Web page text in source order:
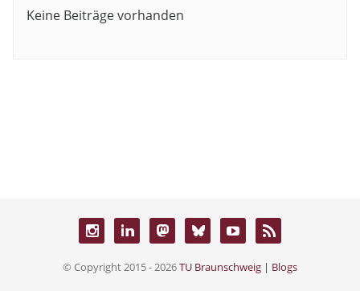
Keine Beiträge vorhanden
© Copyright 2015 - 2026TU Braunschweig | Blogs